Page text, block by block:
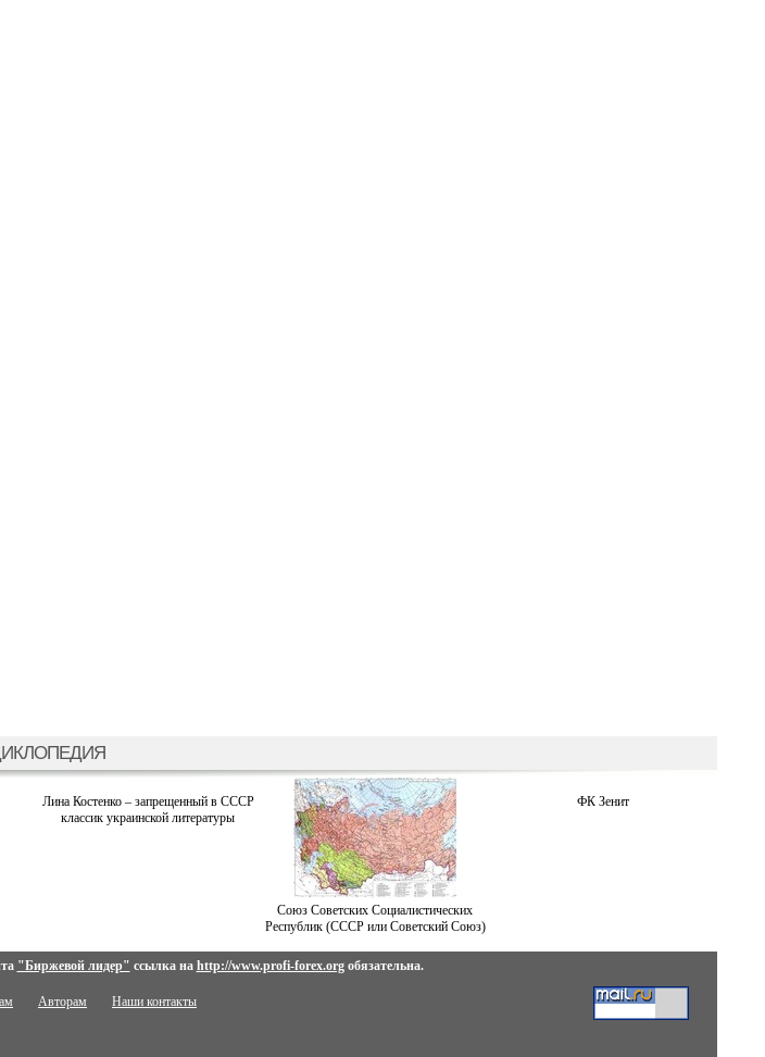
Лина Костенко – запрещенный в СССР
классик украинской литературы
Союз Советских Социалистических
Республик (СССР или Советский Союз)
ФК Зенит
"Биржевой лидер" ссылка на http://www.profi-forex.orgобязательна.
Авторам Наши контакты